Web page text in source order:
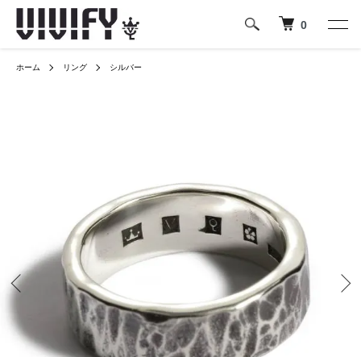
0
ホーム リング シルバー